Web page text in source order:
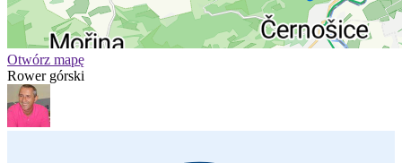
Otwórz mapę
Rower górski